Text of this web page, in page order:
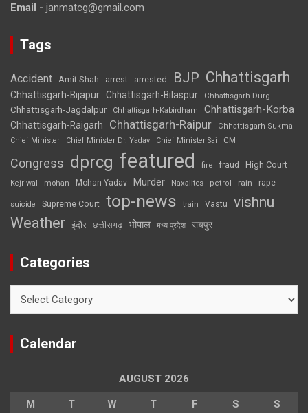
Email - janmatcg@gmail.com
Tags
Accident Amit Shah arrest arrested BJP Chhattisgarh
Chhattisgarh-Bijapur Chhattisgarh-Bilaspur Chhattisgarh-Durg
Chhattisgarh-Jagdalpur Chhattisgarh-Kabirdham Chhattisgarh-Korba
Chhattisgarh-Raigarh Chhattisgarh-Raipur
Chhattisgarh-Sukma
Chief Minister
Chief Minister Dr. Yadav Chief Minister Sai CM
Congress dprcg featured fire fraud High Court
Kejriwal mohan Mohan Yadav Murder Naxalites petrol rain rape
suicide Supreme Court top-news train Vastu vishnu
Weather इंदौर छत्तीसगढ़ भोपाल मध्य प्रदेश रायपुर
Categories
Calendar
AUGUST 2026
M T W T F S S